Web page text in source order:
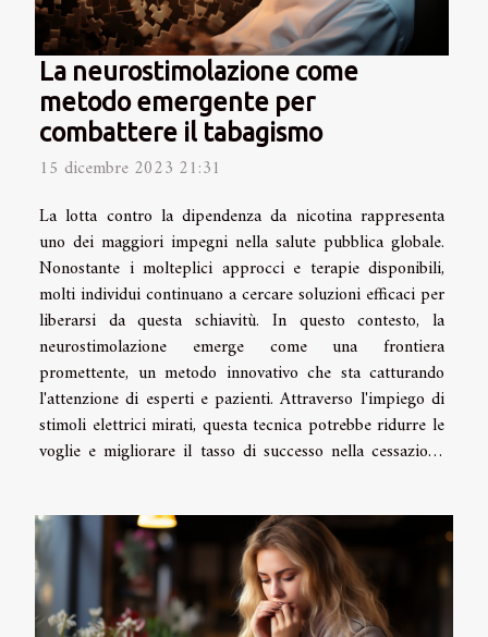
La neurostimolazione come
metodo emergente per
combattere il tabagismo
15 dicembre 2023 21:31
La lotta contro la dipendenza da nicotina rappresenta
uno dei maggiori impegni nella salute pubblica globale.
Nonostante i molteplici approcci e terapie disponibili,
molti individui continuano a cercare soluzioni efficaci per
liberarsi da questa schiavitù. In questo contesto, la
neurostimolazione emerge come una frontiera
promettente, un metodo innovativo che sta catturando
l'attenzione di esperti e pazienti. Attraverso l'impiego di
stimoli elettrici mirati, questa tecnica potrebbe ridurre le
voglie e migliorare il tasso di successo nella cessazione